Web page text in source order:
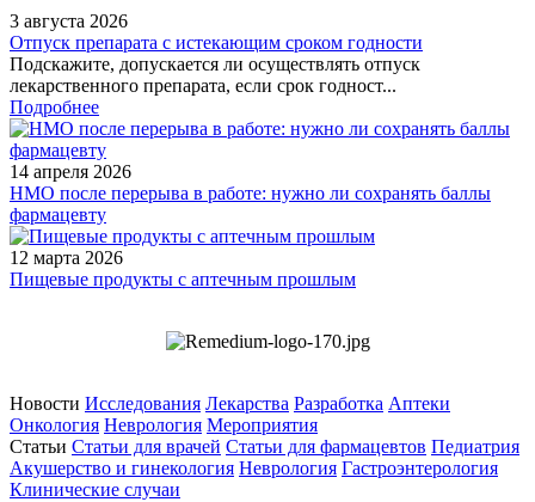
3 августа 2026
Отпуск препарата с истекающим сроком годности
Подскажите, допускается ли осуществлять отпуск
лекарственного препарата, если срок годност...
Подробнее
14 апреля 2026
НМО после перерыва в работе: нужно ли сохранять баллы
фармацевту
12 марта 2026
Пищевые продукты с аптечным прошлым
Новости Исследования Лекарства Разработка Аптеки
Онкология Неврология Мероприятия
Статьи Статьи для врачей Статьи для фармацевтов Педиатрия
Акушерство и гинекология Неврология Гастроэнтерология
Клинические случаи